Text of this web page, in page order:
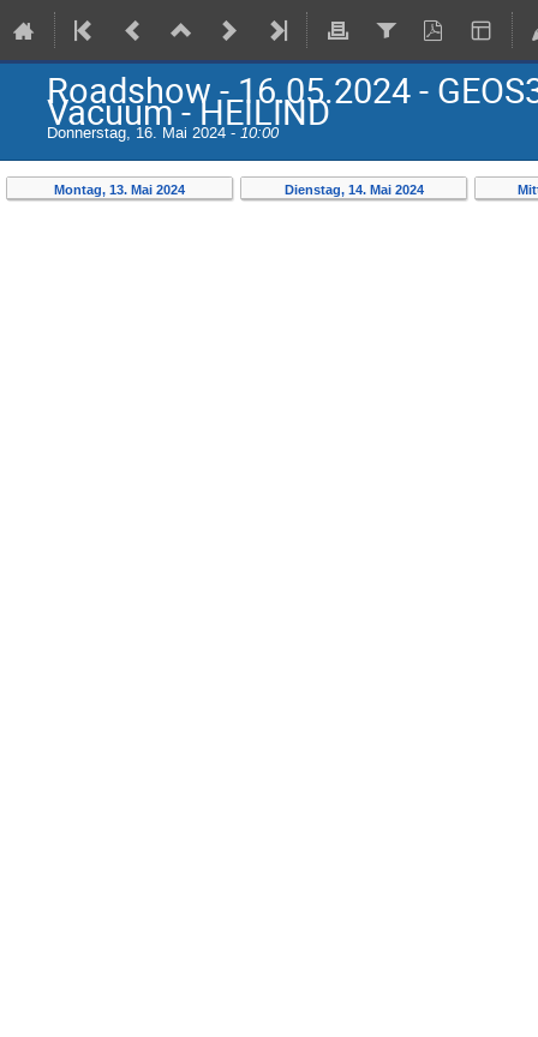
Roadshow - 16.05.2024 -
Vacuum - HEILIND
Donnerstag, 16. Mai 2024 - 10:00
Montag, 13. Mai 2024 Dienstag, 14. Mai 2024